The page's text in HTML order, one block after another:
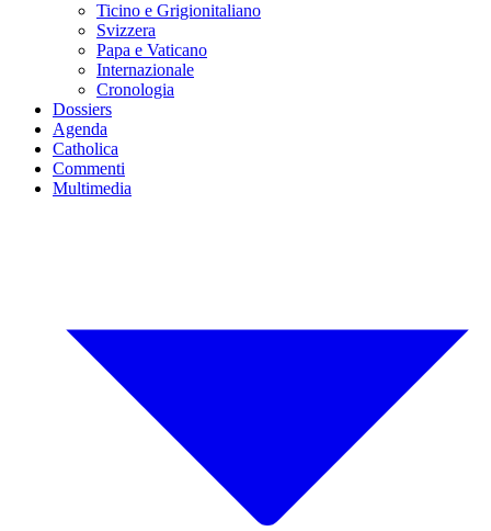
Ticino e Grigionitaliano
Svizzera
Papa e Vaticano
Internazionale
Cronologia
Dossiers
Agenda
Catholica
Commenti
Multimedia